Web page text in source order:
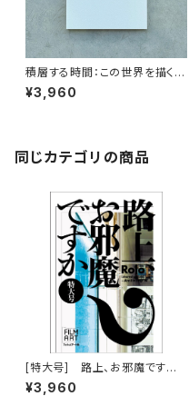
積層する時間：この世界を描くこ
と 展覧会カタログ
¥3,960
同じカテゴリの商品
[特大号] 路上、お邪魔ですか？
展覧会カタログ
¥3,960